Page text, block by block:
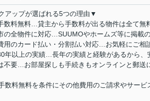
アップが選ばれる5つの理由▼
数料無料…貸主から手数料が出る物件は全て無
の全物件に対応…SUUMOやホームズ等に掲載
用のカード払い・分割払い対応…お気軽にご相
年以上の実績…長年の実績と経験があるから、
不要…お部屋探しも手続きもオンラインと郵送
数料無料を条件にその他費用のご請求やサービ